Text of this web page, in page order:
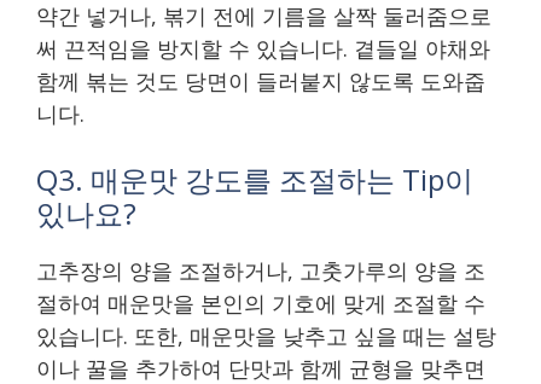
약간 넣거나, 볶기 전에 기름을 살짝 둘러줌으로
써 끈적임을 방지할 수 있습니다. 곁들일 야채와
함께 볶는 것도 당면이 들러붙지 않도록 도와줍
니다.
Q3. 매운맛 강도를 조절하는 Tip이
있나요?
고추장의 양을 조절하거나, 고춧가루의 양을 조
절하여 매운맛을 본인의 기호에 맞게 조절할 수
있습니다. 또한, 매운맛을 낮추고 싶을 때는 설탕
이나 꿀을 추가하여 단맛과 함께 균형을 맞추면